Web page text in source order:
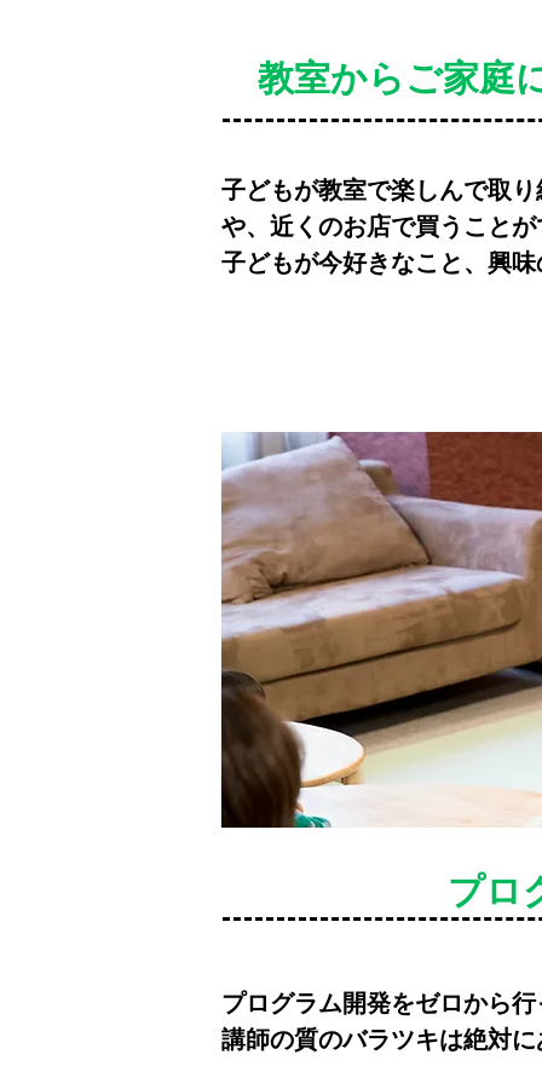
教室からご家庭
子どもが教室で楽しんで取
や、近くのお店で買うこと
子どもが今好きなこと、興
プロ
プログラム開発をゼロから行
講師の質のバラツキは絶対